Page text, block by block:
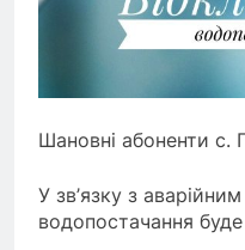
Шановні абоненти с.
У зв’язку з
водопостачання